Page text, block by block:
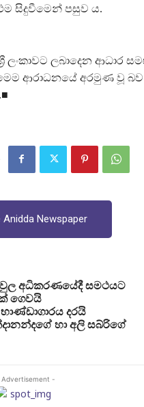
සිදුවීමෙන් පසුව ය.
ලංකාවට ලබාදෙන ආධාර
ආරාධනයේ අරමුණ වූ
Newspaper
අධිකරණයේදී සමථයට
ගෙවයි
දරයි
හා අලි සබ්රිගේ
-